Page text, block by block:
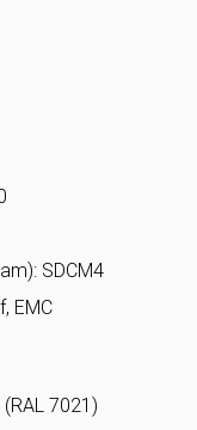
SDCM4
EMC
7021)